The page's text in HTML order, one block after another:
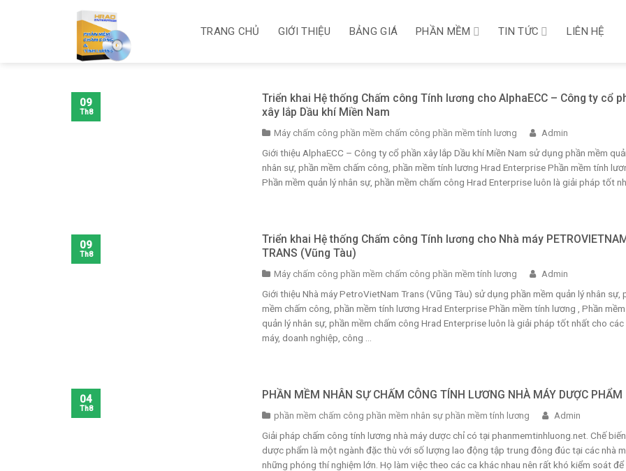
TRANG CHỦ GIỚI THIỆU BẢNG GIÁ PHẦN MỀM TIN TỨC LIÊN HỆ
Triển khai Hệ thống Chấm công Tính lương cho AlphaECC – Công ty cổ
xây lắp Dầu khí Miền Nam
Máy chấm công phần mềm chấm công phần mềm tính lương Admin
Giới thiệu AlphaECC – Công ty cổ phần xây lắp Dầu khí Miền Nam sử dụng phần mềm
nhân sự, phần mềm chấm công, phần mềm tính lương Hrad Enterprise Phần mềm tính
Phần mềm quản lý nhân sự, phần mềm chấm công Hrad Enterprise luôn là giải pháp tốt
09
Th8
Triển khai Hệ thống Chấm công Tính lương cho Nhà máy
TRANS (Vũng Tàu)
Máy chấm công phần mềm chấm công phần mềm tính lương Admin
Giới thiệu Nhà máy PetroVietNam Trans (Vũng Tàu) sử dụng phần mềm quản lý nhân sự,
mềm chấm công, phần mềm tính lương Hrad Enterprise Phần mềm tính lương , Phần mềm
quản lý nhân sự, phần mềm chấm công Hrad Enterprise luôn là giải pháp tốt nhất cho các
máy, doanh nghiệp, công ...
09
Th8
PHẦN MỀM NHÂN SỰ CHẤM CÔNG TÍNH LƯƠNG NHÀ MÁY DƯỢC PHẨM
phần mềm chấm công phần mềm nhân sự phần mềm tính lương Admin
Giải pháp chấm công tính lương nhà máy dược chỉ có tại phanmemtinhluong.net. Chế biến
dược phẩm là một ngành đặc thù với số lượng lao động tập trung đông đúc tại các nhà
những phóng thí nghiệm lớn. Họ làm việc theo các ca khác nhau nên rất khó kiểm soát để
04
Th8